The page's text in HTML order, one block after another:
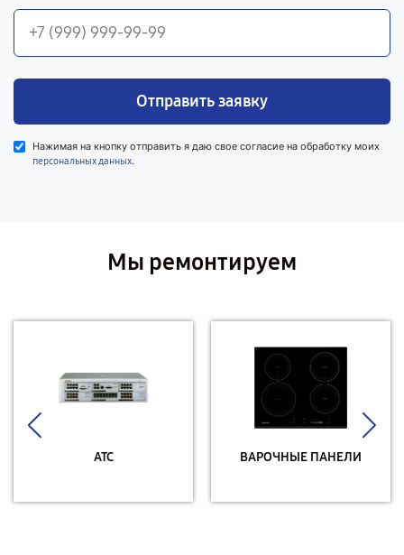
Отправить заявку
Нажимая на кнопку отправить я даю свое согласие на обработку моих
персональных данных.
Мы ремонтируем
АТС ВАРОЧНЫЕ ПАНЕЛИ